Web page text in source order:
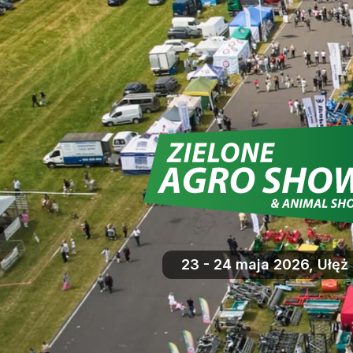
23 - 24 maja 2026, Ułęż